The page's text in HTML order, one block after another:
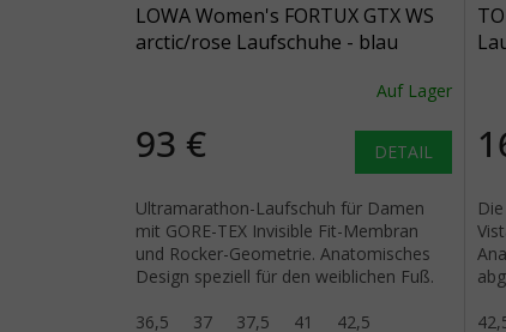
LOWA Women's FORTUX GTX WS
arctic/rose Laufschuhe - blau
Auf Lager
93 € DETAIL
Ultramarathon-Laufschuh für Damen
mit GORE-TEX Invisible Fit-Membran
und Rocker-Geometrie. Anatomisches
Design speziell für den weiblichen Fuß.
36,5
37 37,5 41 42,5
im...